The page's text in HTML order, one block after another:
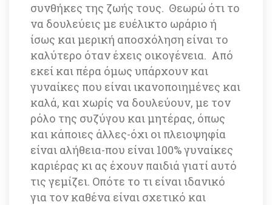
συνθήκες της ζωής τους. Θεωρώ ότι το
να δουλεύεις με ευέλικτο ωράριο ή
ίσως και μερική αποσχόληση είναι το
καλύτερο όταν έχεις οικογένεια. Από
εκεί και πέρα όμως υπάρχουν και
γυναίκες που είναι ικανοποιημένες και
καλά, και χωρίς να δουλεύουν, με τον
ρόλο της συζύγου και μητέρας, όπως
και κάποιες άλλες-όχι οι πλειοψηφία
είναι αλήθεια-που είναι 100% γυναίκες
καριέρας κι ας έχουν παιδιά γιατί αυτό
τις γεμίζει. Οπότε το τι είναι ιδανικό
για τον καθένα είναι σχετικό και